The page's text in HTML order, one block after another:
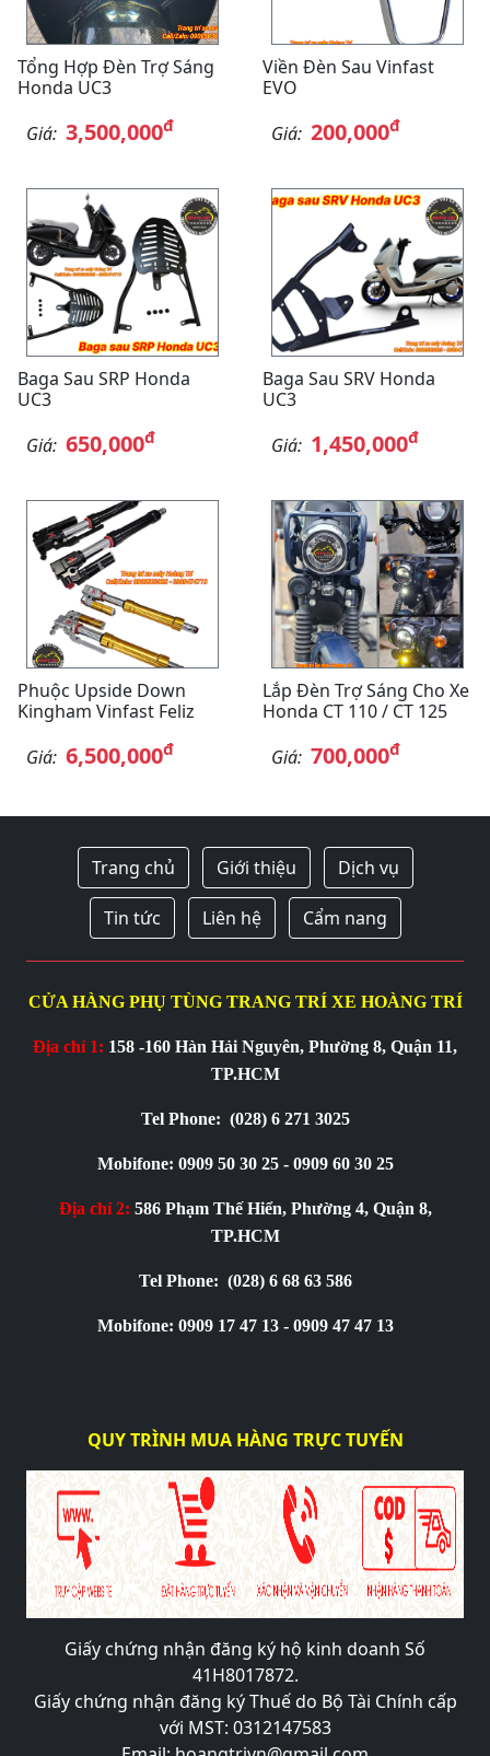
Tổng Hợp Đèn Trợ Sáng
Honda UC3
Giá: 3,500,000đ
Viền Đèn Sau Vinfast
EVO
Giá: 200,000đ
Baga Sau SRP Honda
UC3
Giá: 650,000đ
Baga Sau SRV Honda
UC3
Giá: 1,450,000đ
Phuộc Upside Down
Kingham Vinfast Feliz
Giá: 6,500,000đ
Lắp Đèn Trợ Sáng Cho Xe
Honda CT 110 / CT 125
Giá: 700,000đ
Trang chủ Giới thiệu Dịch vụ
Tin tức Liên hệ Cẩm nang
CỬA HÀNG PHỤ TÙNG TRANG TRÍ XE HOÀNG TRÍ
Địa chỉ 1: 158 -160 Hàn Hải Nguyên, Phường 8, Quận 11,
TP.HCM
Tel Phone: (028) 6 271 3025
Mobifone: 0909 50 30 25 - 0909 60 30 25
Địa chỉ 2: 586 Phạm Thế Hiển, Phường 4, Quận 8,
TP.HCM
Tel Phone: (028) 6 68 63 586
Mobifone: 0909 17 47 13 - 0909 47 47 13
QUY TRÌNH MUA HÀNG TRỰC TUYẾN
Giấy chứng nhận đăng ký hộ kinh doanh Số
41H8017872.
Giấy chứng nhận đăng ký Thuế do Bộ Tài Chính cấp
với MST: 0312147583